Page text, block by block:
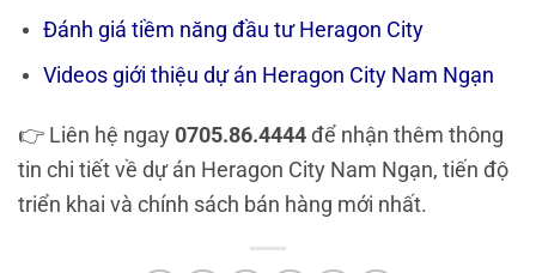
Đánh giá tiềm năng đầu tư Heragon City
Videos giới thiệu dự án Heragon City Nam Ngạn
👉 Liên hệ ngay0705.86.4444để nhận thêm thông
tin chi tiết về dự án Heragon City Nam Ngạn, tiến độ
triển khai và chính sách bán hàng mới nhất.